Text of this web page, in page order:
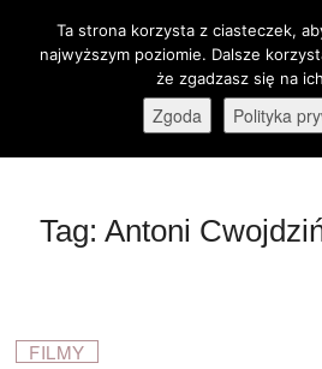
Otwórz pasek
stare-kino.pl
ZAPRASZAMY
Tag:Antoni
FILMY
Ta strona korzysta z ciasteczek,
najwyższym poziomie. Dalsze
że zgadzasz się na
Zgoda Polityka